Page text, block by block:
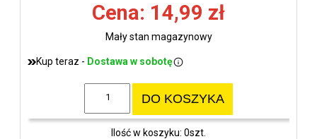
Cena: 14,99 zł
Mały stan magazynowy
Kup teraz - Dostawa w sobotę
DO KOSZYKA
Ilość w koszyku: 0szt.